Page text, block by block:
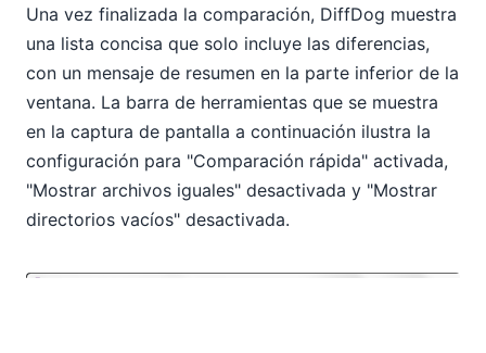
Una vez finalizada la comparación, DiffDog muestra
una lista concisa que solo incluye las diferencias,
con un mensaje de resumen en la parte inferior de la
ventana. La barra de herramientas que se muestra
en la captura de pantalla a continuación ilustra la
configuración para "Comparación rápida" activada,
"Mostrar archivos iguales" desactivada y "Mostrar
directorios vacíos" desactivada.